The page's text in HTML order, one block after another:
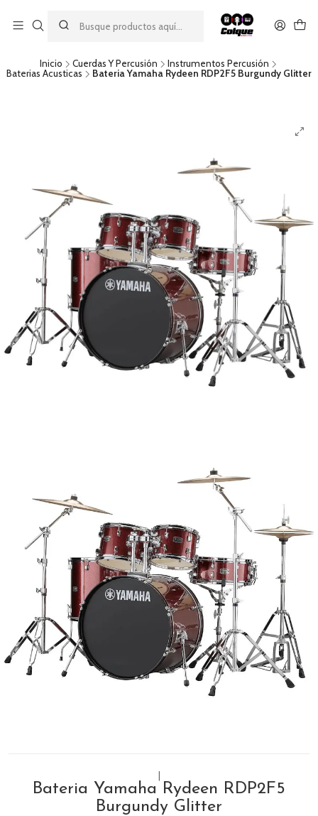
descuento por pago con transferencia bancaria
por una compra mínima de $49.990. Este descuento no es
acumulable a otras promociones ni aplicable a gastos de envío.
Inicio Cuerdas Y Percusión
Instrumentos Percusión
Baterias Acusticas
Bateria Yamaha Rydeen RDP2F5 Burgundy Glitter
Bateria Yamaha Rydeen RDP2F5
Burgundy Glitter